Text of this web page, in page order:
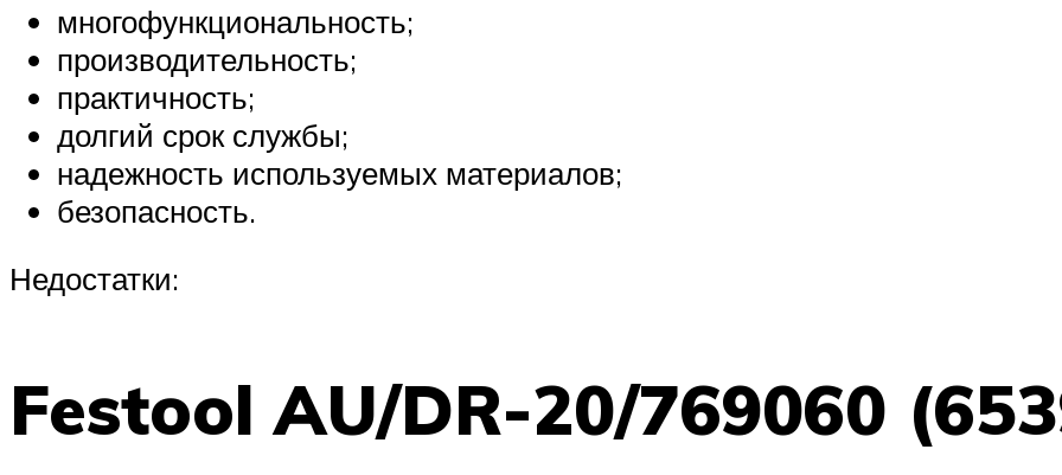
многофункциональность;
производительность;
практичность;
долгий срок службы;
надежность используемых материалов;
безопасность.
Недостатки:
Festool AU/DR-20/769060